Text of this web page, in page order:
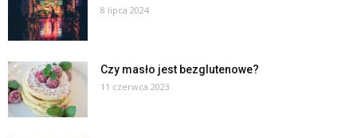
8 lipca 2024
Czy masło jest bezglutenowe?
11 czerwca 2023